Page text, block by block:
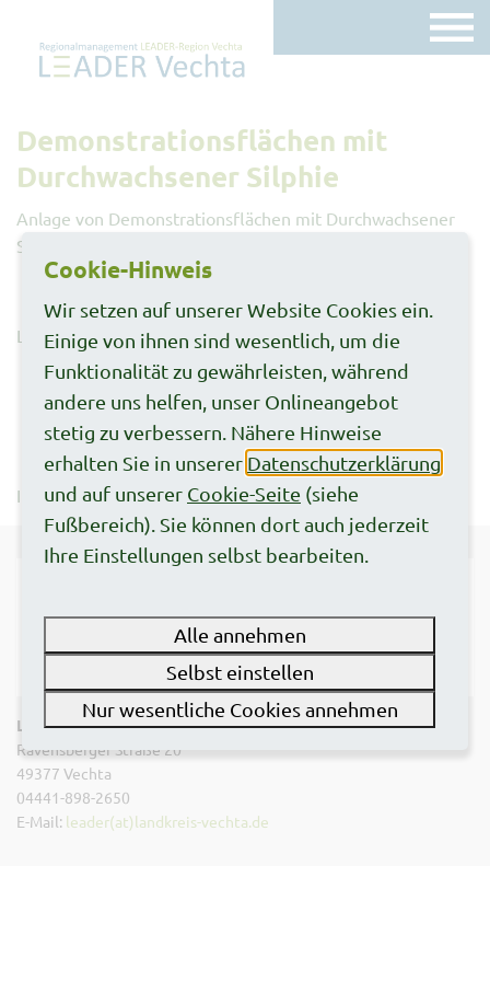
Demonstrationsflächen mit
Durchwachsener Silphie
Anlage von Demonstrationsflächen mit Durchwachsener
Silphie
Link´s zu vergleichbarem Projekten:I
Impressum Datenschutz Cookies
Landkreis Vechta
Ravensberger Straße 20
49377 Vechta
04441-898-2650
E-Mail: leader(at)landkreis-vechta.de
Cookie-Hinweis
Wir setzen auf unserer Website Cookies ein.
Einige von ihnen sind wesentlich, um die
Funktionalität zu gewährleisten, während
andere uns helfen, unser Onlineangebot
stetig zu verbessern. Nähere Hinweise
erhalten Sie in unserer Datenschutzerklärung
und auf unserer Cookie-Seite (siehe
Fußbereich). Sie können dort auch jederzeit
Ihre Einstellungen selbst bearbeiten.
Alle annehmen
Selbst einstellen
Nur wesentliche Cookies annehmen